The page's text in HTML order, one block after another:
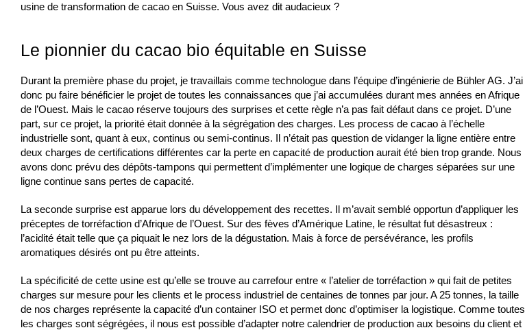
usine de transformation de cacao en Suisse. Vous avez dit audacieux ?
Le pionnier du cacao bio équitable en Suisse
Durant la première phase du projet, je travaillais comme technologue dans l’équipe d’ingénierie de Bühler AG. J’ai
donc pu faire bénéficier le projet de toutes les connaissances que j’ai accumulées durant mes années en Afrique
de l’Ouest. Mais le cacao réserve toujours des surprises et cette règle n’a pas fait défaut dans ce projet. D’une
part, sur ce projet, la priorité était donnée à la ségrégation des charges. Les process de cacao à l’échelle
industrielle sont, quant à eux, continus ou semi-continus. Il n’était pas question de vidanger la ligne entière entre
deux charges de certifications différentes car la perte en capacité de production aurait été bien trop grande. Nous
avons donc prévu des dépôts-tampons qui permettent d’implémenter une logique de charges séparées sur une
ligne continue sans pertes de capacité.
La seconde surprise est apparue lors du développement des recettes. Il m’avait semblé opportun d’appliquer les
préceptes de torréfaction d’Afrique de l’Ouest. Sur des fèves d’Amérique Latine, le résultat fut désastreux :
l’acidité était telle que ça piquait le nez lors de la dégustation. Mais à force de persévérance, les profils
aromatiques désirés ont pu être atteints.
La spécificité de cette usine est qu’elle se trouve au carrefour entre « l’atelier de torréfaction » qui fait de petites
charges sur mesure pour les clients et le process industriel de centaines de tonnes par jour. A 25 tonnes, la taille
de nos charges représente la capacité d’un container ISO et permet donc d’optimiser la logistique. Comme toutes
les charges sont ségrégées, il nous est possible d’adapter notre calendrier de production aux besoins du client et